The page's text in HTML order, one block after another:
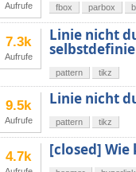
Aufrufe fbox parbox
7.3k
Aufrufe
Linie nicht
pattern tikz
9.5k
Aufrufe
Linie nicht
pattern tikz
4.7k [closed] Wie